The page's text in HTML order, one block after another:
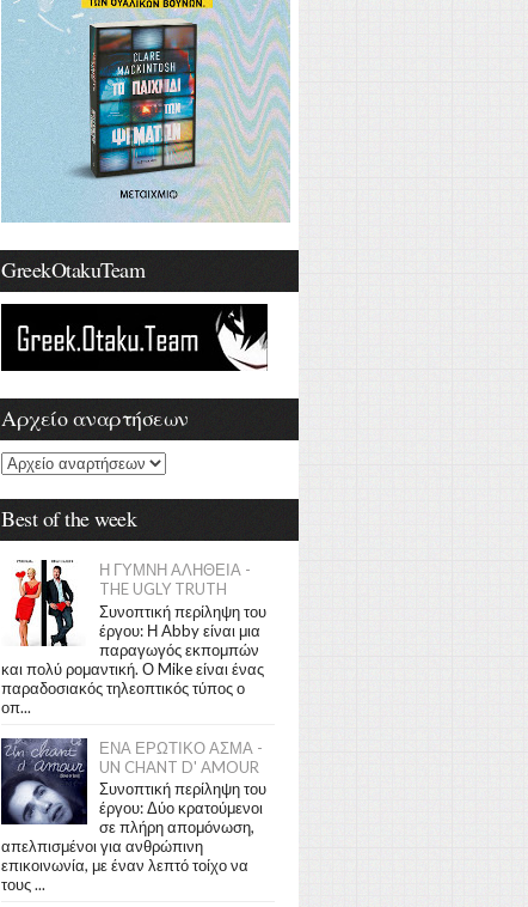
GreekOtakuTeam
Αρχείο αναρτήσεων
Best of the week
Η ΓΥΜΝΗ ΑΛΗΘΕΙΑ -
THE UGLY TRUTH
Συνοπτική περίληψη του
έργου: Η Abby είναι μια
παραγωγός εκπομπών
και πολύ ρομαντική. Ο Mike είναι ένας
παραδοσιακός τηλεοπτικός τύπος ο
οπ...
ΕΝΑ ΕΡΩΤΙΚΟ ΑΣΜΑ -
UN CHANT D' AMOUR
Συνοπτική περίληψη του
έργου: Δύο κρατούμενοι
σε πλήρη απομόνωση,
απελπισμένοι για ανθρώπινη
επικοινωνία, με έναν λεπτό τοίχο να
τους ...